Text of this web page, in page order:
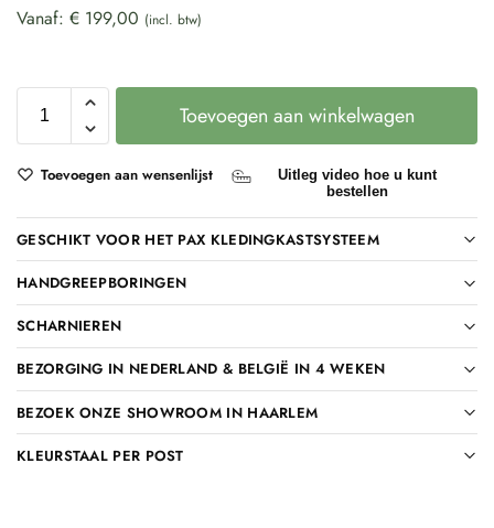
Vanaf: € 199,00 (incl. btw)
Toevoegen aan winkelwagen
Toevoegen aan wensenlijst
Uitleg video hoe u kunt
bestellen
GESCHIKT VOOR HET PAX KLEDINGKASTSYSTEEM
HANDGREEPBORINGEN
SCHARNIEREN
BEZORGING IN NEDERLAND & BELGIË IN 4 WEKEN
BEZOEK ONZE SHOWROOM IN HAARLEM
KLEURSTAAL PER POST